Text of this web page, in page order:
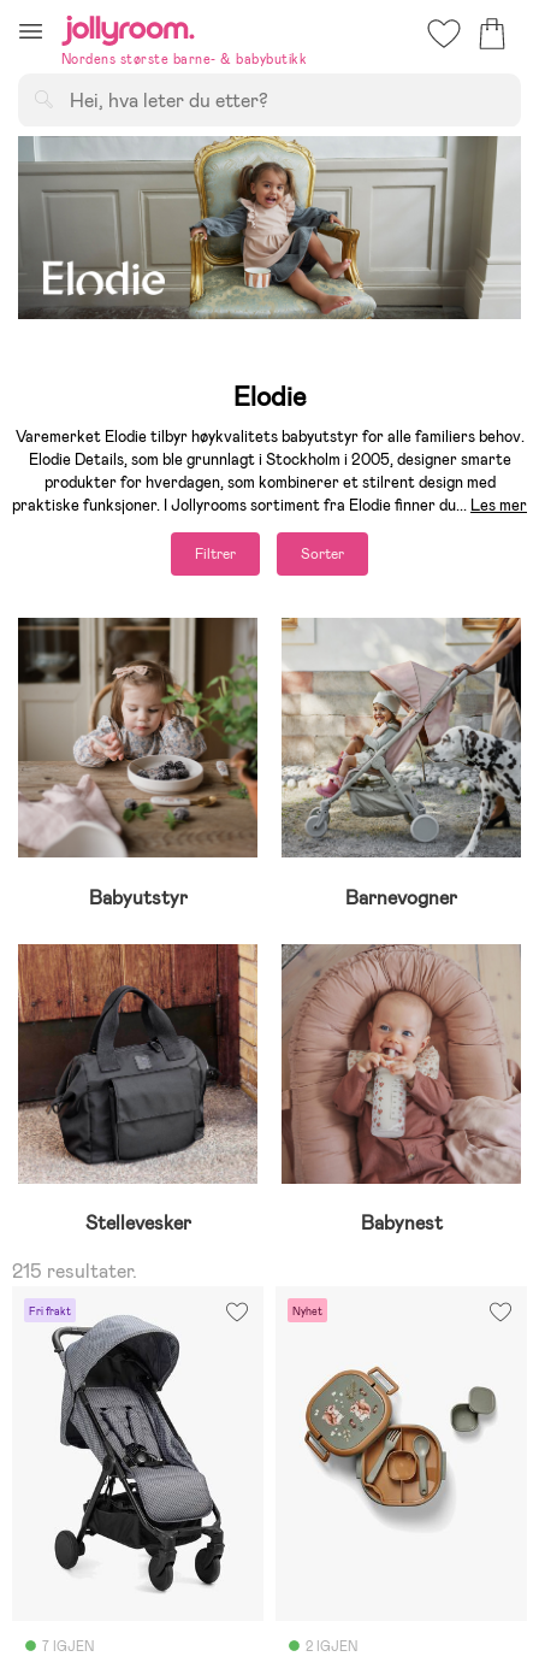
till
innehålletNordens største barne- & babybutikk
Elodie
Varemerket Elodie tilbyr høykvalitets babyutstyr for alle familiers behov.
Elodie Details, som ble grunnlagt i Stockholm i 2005, designer smarte
produkter for hverdagen, som kombinerer et stilrent design med
praktiske funksjoner. I Jollyrooms sortiment fra Elodie finner du... Les mer
Filtrer Sorter
Babyutstyr Barnevogner
Stellevesker
Babynest
215 resultater.
Fri frakt
7 IGJEN
Nyhet
2 IGJEN